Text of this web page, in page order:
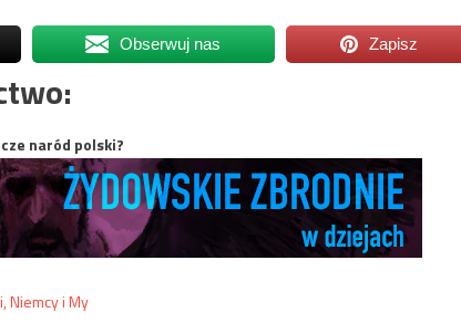
Obserwuj nas Zapisz
naród polski?